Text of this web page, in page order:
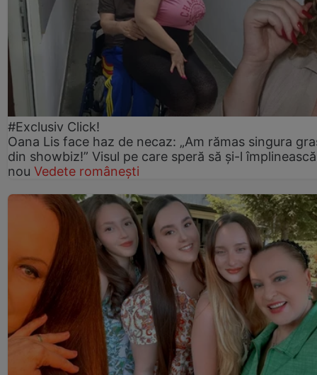
#Exclusiv Click!
Oana Lis face haz de necaz: „Am rămas singura
din showbiz!” Visul pe care speră să și-l
nou Vedete românești